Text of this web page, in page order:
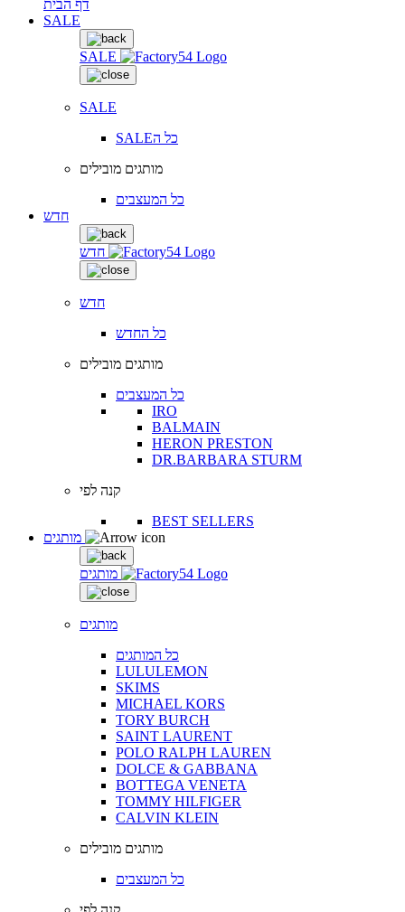
דף הבית
SALE
SALE
SALE
SALEכל ה
מותגים מובילים
כל המעצבים
חדש
חדש
חדש
כל החדש
מותגים מובילים
כל המעצבים
IRO
BALMAIN
HERON PRESTON
DR.BARBARA STURM
קנה לפי
BEST SELLERS
מותגים
מותגים
כל המותגים
LULULEMON
SKIMS
MICHAEL KORS
TORY BURCH
SAINT LAURENT
POLO RALPH LAUREN
DOLCE & GABBANA
BOTTEGA VENETA
TOMMY HILFIGER
CALVIN KLEIN
מותגים מובילים
כל המעצבים